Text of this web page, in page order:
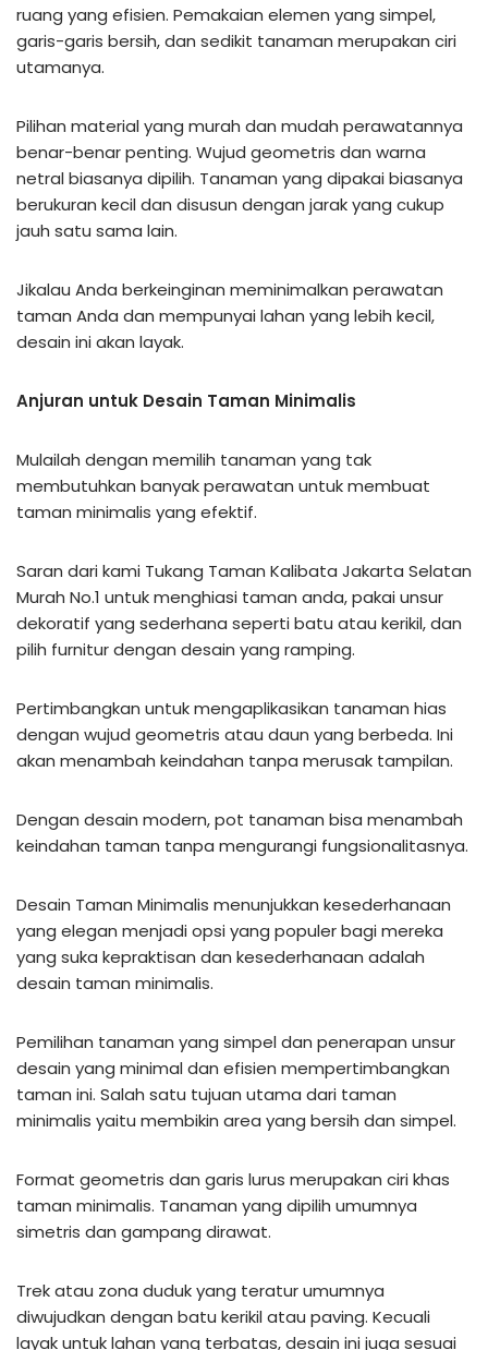
ruang yang efisien. Pemakaian elemen yang simpel,
garis-garis bersih, dan sedikit tanaman merupakan ciri
utamanya.
Pilihan material yang murah dan mudah perawatannya
benar-benar penting. Wujud geometris dan warna
netral biasanya dipilih. Tanaman yang dipakai biasanya
berukuran kecil dan disusun dengan jarak yang cukup
jauh satu sama lain.
Jikalau Anda berkeinginan meminimalkan perawatan
taman Anda dan mempunyai lahan yang lebih kecil,
desain ini akan layak.
Anjuran untuk Desain Taman Minimalis
Mulailah dengan memilih tanaman yang tak
membutuhkan banyak perawatan untuk membuat
taman minimalis yang efektif.
Saran dari kami Tukang Taman Kalibata Jakarta Selatan
Murah No.1 untuk menghiasi taman anda, pakai unsur
dekoratif yang sederhana seperti batu atau kerikil, dan
pilih furnitur dengan desain yang ramping.
Pertimbangkan untuk mengaplikasikan tanaman hias
dengan wujud geometris atau daun yang berbeda. Ini
akan menambah keindahan tanpa merusak tampilan.
Dengan desain modern, pot tanaman bisa menambah
keindahan taman tanpa mengurangi fungsionalitasnya.
Desain Taman Minimalis menunjukkan kesederhanaan
yang elegan menjadi opsi yang populer bagi mereka
yang suka kepraktisan dan kesederhanaan adalah
desain taman minimalis.
Pemilihan tanaman yang simpel dan penerapan unsur
desain yang minimal dan efisien mempertimbangkan
taman ini. Salah satu tujuan utama dari taman
minimalis yaitu membikin area yang bersih dan simpel.
Format geometris dan garis lurus merupakan ciri khas
taman minimalis. Tanaman yang dipilih umumnya
simetris dan gampang dirawat.
Trek atau zona duduk yang teratur umumnya
diwujudkan dengan batu kerikil atau paving. Kecuali
layak untuk lahan yang terbatas, desain ini juga sesuai